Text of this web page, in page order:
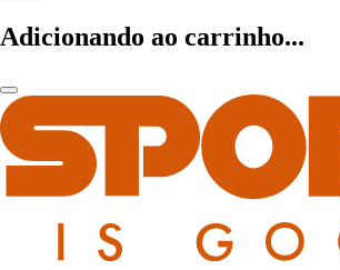
Adicionando ao carrinho...